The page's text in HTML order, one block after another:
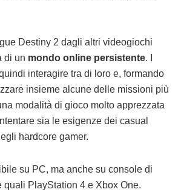
Destiny 2 dagli altri videogiochi
di un mondo online persistente. I
interagire tra di loro e, formando
insieme alcune delle missioni più
modalità di gioco molto apprezzata
sia le esigenze dei casual
hardcore gamer.
su PC, ma anche su console di
quali PlayStation 4 e Xbox One.